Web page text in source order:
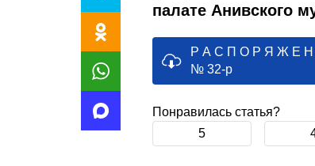
палате Анивского
Р А С П О Р Я Ж Е Н
№ 32-р
Понравилась статья?
5